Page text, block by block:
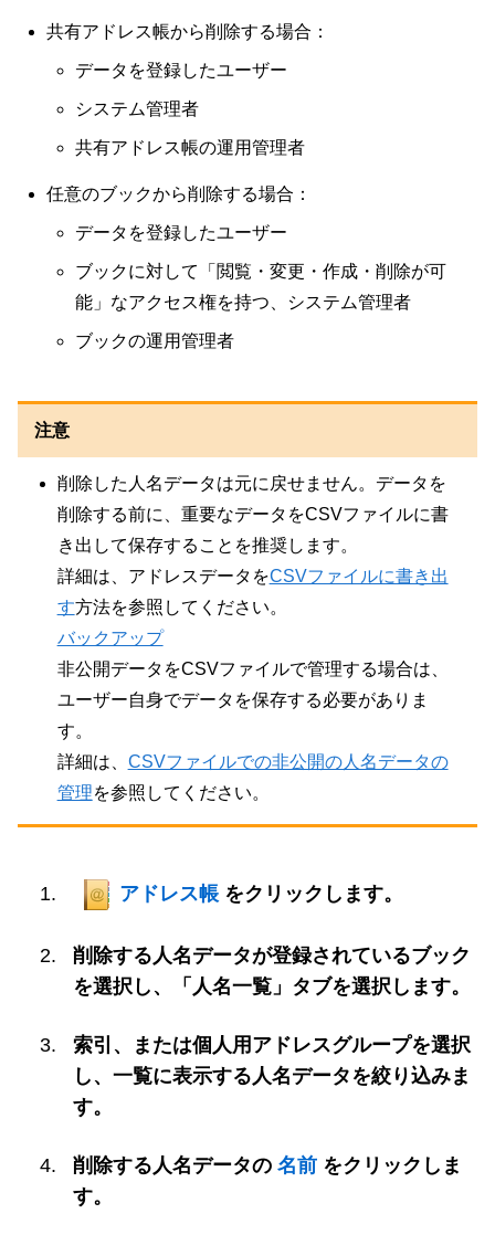
共有アドレス帳から削除する場合：
データを登録したユーザー
システム管理者
共有アドレス帳の運用管理者
任意のブックから削除する場合：
データを登録したユーザー
ブックに対して「閲覧・変更・作成・削除が可
能」なアクセス権を持つ、システム管理者
ブックの運用管理者
注意
削除した人名データは元に戻せません。データを
削除する前に、重要なデータをCSVファイルに書
き出して保存することを推奨します。
詳細は、アドレスデータをCSVファイルに書き出
す方法を参照してください。
バックアップ
非公開データをCSVファイルで管理する場合は、
ユーザー自身でデータを保存する必要がありま
す。
詳細は、 CSVファイルでの非公開の人名データの
管理を参照してください。
アドレス帳 をクリックします。
削除する人名データが登録されているブック
を選択し、「人名一覧」タブを選択します。
索引、または個人用アドレスグループを選択
し、一覧に表示する人名データを絞り込みま
す。
削除する人名データの 名前 をクリックしま
す。